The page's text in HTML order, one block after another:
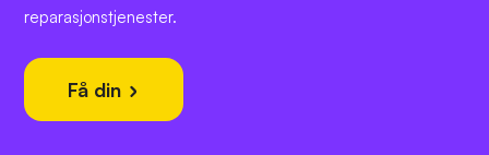
reparasjonstjenester.
Få din